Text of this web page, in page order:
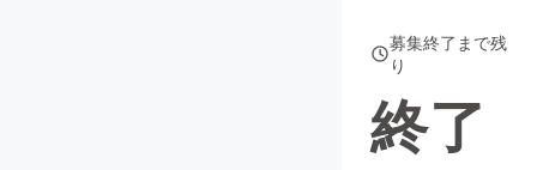
募集終了まで残
り
終了